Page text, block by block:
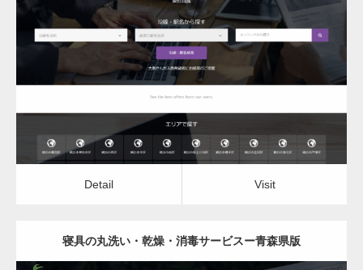
更新日： 2022.12.06
寝具の丸洗い・乾燥・消毒サービス
Detail Visit
Detail Visit
寝具の丸洗い・乾燥・消毒サービスー青森県版